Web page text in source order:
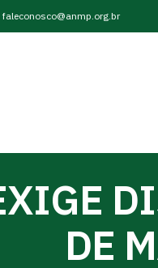
faleconosco@anmp.org.br
DE